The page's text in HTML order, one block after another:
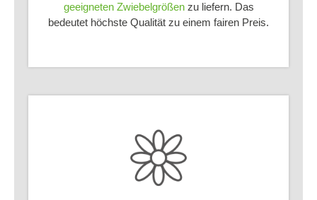
geeigneten Zwiebelgrößenzu liefern. Das
bedeutet höchste Qualität zu einem fairen Preis.